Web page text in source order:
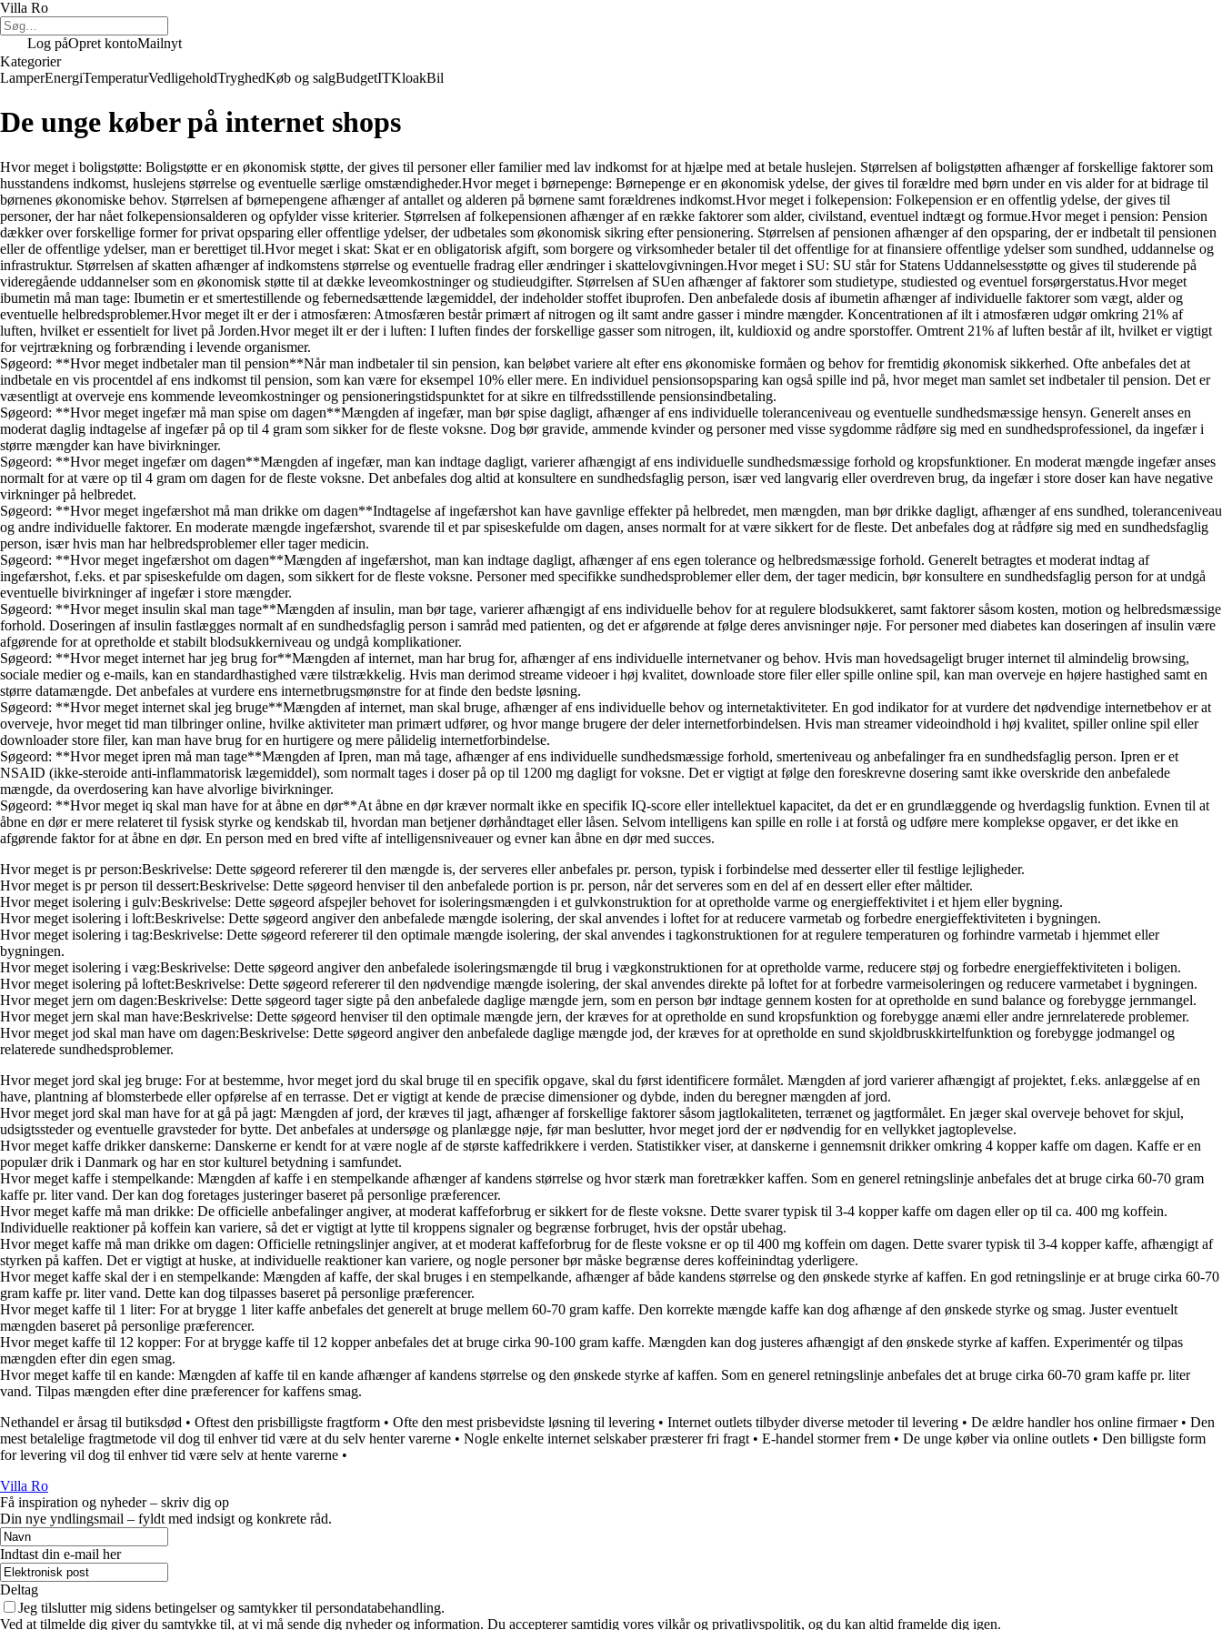
Villa Ro
Log påOpret kontoMailnyt
Kategorier
LamperEnergiTemperaturVedligeholdTryghedKøb og salgBudgetITKloakBil
De unge køber på internet shops
Hvor meget i boligstøtte: Boligstøtte er en økonomisk støtte, der gives til personer eller familier med lav indkomst for at hjælpe med at betale huslejen. Størrelsen af boligstøtten afhænger af forskellige faktorer som
husstandens indkomst, huslejens størrelse og eventuelle særlige omstændigheder.Hvor meget i børnepenge: Børnepenge er en økonomisk ydelse, der gives til forældre med børn under en vis alder for at bidrage til
børnenes økonomiske behov. Størrelsen af børnepengene afhænger af antallet og alderen på børnene samt forældrenes indkomst.Hvor meget i folkepension: Folkepension er en offentlig ydelse, der gives til
personer, der har nået folkepensionsalderen og opfylder visse kriterier. Størrelsen af folkepensionen afhænger af en række faktorer som alder, civilstand, eventuel indtægt og formue.Hvor meget i pension: Pension
dækker over forskellige former for privat opsparing eller offentlige ydelser, der udbetales som økonomisk sikring efter pensionering. Størrelsen af pensionen afhænger af den opsparing, der er indbetalt til pensionen
eller de offentlige ydelser, man er berettiget til.Hvor meget i skat: Skat er en obligatorisk afgift, som borgere og virksomheder betaler til det offentlige for at finansiere offentlige ydelser som sundhed, uddannelse og
infrastruktur. Størrelsen af skatten afhænger af indkomstens størrelse og eventuelle fradrag eller ændringer i skattelovgivningen.Hvor meget i SU: SU står for Statens Uddannelsesstøtte og gives til studerende på
videregående uddannelser som en økonomisk støtte til at dække leveomkostninger og studieudgifter. Størrelsen af SUen afhænger af faktorer som studietype, studiested og eventuel forsørgerstatus.Hvor meget
ibumetin må man tage: Ibumetin er et smertestillende og febernedsættende lægemiddel, der indeholder stoffet ibuprofen. Den anbefalede dosis af ibumetin afhænger af individuelle faktorer som vægt, alder og
eventuelle helbredsproblemer.Hvor meget ilt er der i atmosfæren: Atmosfæren består primært af nitrogen og ilt samt andre gasser i mindre mængder. Koncentrationen af ilt i atmosfæren udgør omkring 21% af
luften, hvilket er essentielt for livet på Jorden.Hvor meget ilt er der i luften: I luften findes der forskellige gasser som nitrogen, ilt, kuldioxid og andre sporstoffer. Omtrent 21% af luften består af ilt, hvilket er vigtigt
for vejrtrækning og forbrænding i levende organismer.
Søgeord: **Hvor meget indbetaler man til pension**Når man indbetaler til sin pension, kan beløbet variere alt efter ens økonomiske formåen og behov for fremtidig økonomisk sikkerhed. Ofte anbefales det at
indbetale en vis procentdel af ens indkomst til pension, som kan være for eksempel 10% eller mere. En individuel pensionsopsparing kan også spille ind på, hvor meget man samlet set indbetaler til pension. Det er
væsentligt at overveje ens kommende leveomkostninger og pensioneringstidspunktet for at sikre en tilfredsstillende pensionsindbetaling.
Søgeord: **Hvor meget ingefær må man spise om dagen**Mængden af ingefær, man bør spise dagligt, afhænger af ens individuelle toleranceniveau og eventuelle sundhedsmæssige hensyn. Generelt anses en
moderat daglig indtagelse af ingefær på op til 4 gram som sikker for de fleste voksne. Dog bør gravide, ammende kvinder og personer med visse sygdomme rådføre sig med en sundhedsprofessionel, da ingefær i
større mængder kan have bivirkninger.
Søgeord: **Hvor meget ingefær om dagen**Mængden af ingefær, man kan indtage dagligt, varierer afhængigt af ens individuelle sundhedsmæssige forhold og kropsfunktioner. En moderat mængde ingefær anses
normalt for at være op til 4 gram om dagen for de fleste voksne. Det anbefales dog altid at konsultere en sundhedsfaglig person, især ved langvarig eller overdreven brug, da ingefær i store doser kan have negative
virkninger på helbredet.
Søgeord: **Hvor meget ingefærshot må man drikke om dagen**Indtagelse af ingefærshot kan have gavnlige effekter på helbredet, men mængden, man bør drikke dagligt, afhænger af ens sundhed, toleranceniveau
og andre individuelle faktorer. En moderate mængde ingefærshot, svarende til et par spiseskefulde om dagen, anses normalt for at være sikkert for de fleste. Det anbefales dog at rådføre sig med en sundhedsfaglig
person, især hvis man har helbredsproblemer eller tager medicin.
Søgeord: **Hvor meget ingefærshot om dagen**Mængden af ingefærshot, man kan indtage dagligt, afhænger af ens egen tolerance og helbredsmæssige forhold. Generelt betragtes et moderat indtag af
ingefærshot, f.eks. et par spiseskefulde om dagen, som sikkert for de fleste voksne. Personer med specifikke sundhedsproblemer eller dem, der tager medicin, bør konsultere en sundhedsfaglig person for at undgå
eventuelle bivirkninger af ingefær i store mængder.
Søgeord: **Hvor meget insulin skal man tage**Mængden af insulin, man bør tage, varierer afhængigt af ens individuelle behov for at regulere blodsukkeret, samt faktorer såsom kosten, motion og helbredsmæssige
forhold. Doseringen af insulin fastlægges normalt af en sundhedsfaglig person i samråd med patienten, og det er afgørende at følge deres anvisninger nøje. For personer med diabetes kan doseringen af insulin være
afgørende for at opretholde et stabilt blodsukkerniveau og undgå komplikationer.
Søgeord: **Hvor meget internet har jeg brug for**Mængden af internet, man har brug for, afhænger af ens individuelle internetvaner og behov. Hvis man hovedsageligt bruger internet til almindelig browsing,
sociale medier og e-mails, kan en standardhastighed være tilstrækkelig. Hvis man derimod streame videoer i høj kvalitet, downloade store filer eller spille online spil, kan man overveje en højere hastighed samt en
større datamængde. Det anbefales at vurdere ens internetbrugsmønstre for at finde den bedste løsning.
Søgeord: **Hvor meget internet skal jeg bruge**Mængden af internet, man skal bruge, afhænger af ens individuelle behov og internetaktiviteter. En god indikator for at vurdere det nødvendige internetbehov er at
overveje, hvor meget tid man tilbringer online, hvilke aktiviteter man primært udfører, og hvor mange brugere der deler internetforbindelsen. Hvis man streamer videoindhold i høj kvalitet, spiller online spil eller
downloader store filer, kan man have brug for en hurtigere og mere pålidelig internetforbindelse.
Søgeord: **Hvor meget ipren må man tage**Mængden af Ipren, man må tage, afhænger af ens individuelle sundhedsmæssige forhold, smerteniveau og anbefalinger fra en sundhedsfaglig person. Ipren er et
NSAID (ikke-steroide anti-inflammatorisk lægemiddel), som normalt tages i doser på op til 1200 mg dagligt for voksne. Det er vigtigt at følge den foreskrevne dosering samt ikke overskride den anbefalede
mængde, da overdosering kan have alvorlige bivirkninger.
Søgeord: **Hvor meget iq skal man have for at åbne en dør**At åbne en dør kræver normalt ikke en specifik IQ-score eller intellektuel kapacitet, da det er en grundlæggende og hverdagslig funktion. Evnen til at
åbne en dør er mere relateret til fysisk styrke og kendskab til, hvordan man betjener dørhåndtaget eller låsen. Selvom intelligens kan spille en rolle i at forstå og udføre mere komplekse opgaver, er det ikke en
afgørende faktor for at åbne en dør. En person med en bred vifte af intelligensniveauer og evner kan åbne en dør med succes.
Hvor meget is pr person:Beskrivelse: Dette søgeord refererer til den mængde is, der serveres eller anbefales pr. person, typisk i forbindelse med desserter eller til festlige lejligheder.
Hvor meget is pr person til dessert:Beskrivelse: Dette søgeord henviser til den anbefalede portion is pr. person, når det serveres som en del af en dessert eller efter måltider.
Hvor meget isolering i gulv:Beskrivelse: Dette søgeord afspejler behovet for isoleringsmængden i et gulvkonstruktion for at opretholde varme og energieffektivitet i et hjem eller bygning.
Hvor meget isolering i loft:Beskrivelse: Dette søgeord angiver den anbefalede mængde isolering, der skal anvendes i loftet for at reducere varmetab og forbedre energieffektiviteten i bygningen.
Hvor meget isolering i tag:Beskrivelse: Dette søgeord refererer til den optimale mængde isolering, der skal anvendes i tagkonstruktionen for at regulere temperaturen og forhindre varmetab i hjemmet eller
bygningen.
Hvor meget isolering i væg:Beskrivelse: Dette søgeord angiver den anbefalede isoleringsmængde til brug i vægkonstruktionen for at opretholde varme, reducere støj og forbedre energieffektiviteten i boligen.
Hvor meget isolering på loftet:Beskrivelse: Dette søgeord refererer til den nødvendige mængde isolering, der skal anvendes direkte på loftet for at forbedre varmeisoleringen og reducere varmetabet i bygningen.
Hvor meget jern om dagen:Beskrivelse: Dette søgeord tager sigte på den anbefalede daglige mængde jern, som en person bør indtage gennem kosten for at opretholde en sund balance og forebygge jernmangel.
Hvor meget jern skal man have:Beskrivelse: Dette søgeord henviser til den optimale mængde jern, der kræves for at opretholde en sund kropsfunktion og forebygge anæmi eller andre jernrelaterede problemer.
Hvor meget jod skal man have om dagen:Beskrivelse: Dette søgeord angiver den anbefalede daglige mængde jod, der kræves for at opretholde en sund skjoldbruskkirtelfunktion og forebygge jodmangel og
relaterede sundhedsproblemer.
Hvor meget jord skal jeg bruge: For at bestemme, hvor meget jord du skal bruge til en specifik opgave, skal du først identificere formålet. Mængden af jord varierer afhængigt af projektet, f.eks. anlæggelse af en
have, plantning af blomsterbede eller opførelse af en terrasse. Det er vigtigt at kende de præcise dimensioner og dybde, inden du beregner mængden af jord.
Hvor meget jord skal man have for at gå på jagt: Mængden af jord, der kræves til jagt, afhænger af forskellige faktorer såsom jagtlokaliteten, terrænet og jagtformålet. En jæger skal overveje behovet for skjul,
udsigtssteder og eventuelle gravsteder for bytte. Det anbefales at undersøge og planlægge nøje, før man beslutter, hvor meget jord der er nødvendig for en vellykket jagtoplevelse.
Hvor meget kaffe drikker danskerne: Danskerne er kendt for at være nogle af de største kaffedrikkere i verden. Statistikker viser, at danskerne i gennemsnit drikker omkring 4 kopper kaffe om dagen. Kaffe er en
populær drik i Danmark og har en stor kulturel betydning i samfundet.
Hvor meget kaffe i stempelkande: Mængden af kaffe i en stempelkande afhænger af kandens størrelse og hvor stærk man foretrækker kaffen. Som en generel retningslinje anbefales det at bruge cirka 60-70 gram
kaffe pr. liter vand. Der kan dog foretages justeringer baseret på personlige præferencer.
Hvor meget kaffe må man drikke: De officielle anbefalinger angiver, at moderat kaffeforbrug er sikkert for de fleste voksne. Dette svarer typisk til 3-4 kopper kaffe om dagen eller op til ca. 400 mg koffein.
Individuelle reaktioner på koffein kan variere, så det er vigtigt at lytte til kroppens signaler og begrænse forbruget, hvis der opstår ubehag.
Hvor meget kaffe må man drikke om dagen: Officielle retningslinjer angiver, at et moderat kaffeforbrug for de fleste voksne er op til 400 mg koffein om dagen. Dette svarer typisk til 3-4 kopper kaffe, afhængigt af
styrken på kaffen. Det er vigtigt at huske, at individuelle reaktioner kan variere, og nogle personer bør måske begrænse deres koffeinindtag yderligere.
Hvor meget kaffe skal der i en stempelkande: Mængden af kaffe, der skal bruges i en stempelkande, afhænger af både kandens størrelse og den ønskede styrke af kaffen. En god retningslinje er at bruge cirka 60-70
gram kaffe pr. liter vand. Dette kan dog tilpasses baseret på personlige præferencer.
Hvor meget kaffe til 1 liter: For at brygge 1 liter kaffe anbefales det generelt at bruge mellem 60-70 gram kaffe. Den korrekte mængde kaffe kan dog afhænge af den ønskede styrke og smag. Juster eventuelt
mængden baseret på personlige præferencer.
Hvor meget kaffe til 12 kopper: For at brygge kaffe til 12 kopper anbefales det at bruge cirka 90-100 gram kaffe. Mængden kan dog justeres afhængigt af den ønskede styrke af kaffen. Experimentér og tilpas
mængden efter din egen smag.
Hvor meget kaffe til en kande: Mængden af kaffe til en kande afhænger af kandens størrelse og den ønskede styrke af kaffen. Som en generel retningslinje anbefales det at bruge cirka 60-70 gram kaffe pr. liter
vand. Tilpas mængden efter dine præferencer for kaffens smag.
Nethandel er årsag til butiksdød • Oftest den prisbilligste fragtform • Ofte den mest prisbevidste løsning til levering • Internet outlets tilbyder diverse metoder til levering • De ældre handler hos online firmaer• Den
mest betalelige fragtmetode vil dog til enhver tid være at du selv henter varerne • Nogle enkelte internet selskaber præsterer fri fragt • E-handel stormer frem • De unge køber via online outlets • Den billigste form
for levering vil dog til enhver tid være selv at hente varerne •
Villa Ro
Få inspiration og nyheder – skriv dig op
Din nye yndlingsmail – fyldt med indsigt og konkrete råd.
Indtast din e-mail her
Deltag
Jeg tilslutter mig sidens betingelser og samtykker til persondatabehandling.
Ved at tilmelde dig giver du samtykke til, at vi må sende dig nyheder og information. Du accepterer samtidig vores vilkår og privatlivspolitik, og du kan altid framelde dig igen.